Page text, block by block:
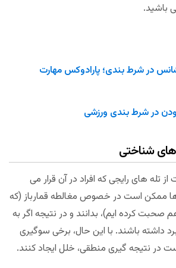
باشید.
در شرط بندی؛ پارادوکس مهارت
در شرط بندی ورزشی
شناختی
تله های رایجی که افراد در آن قرار می
ها ممکن است در خصوص مغالطه قمارباز (که
صحبت کرده ایم)، بدانند و در نتیجه اگر به
داشته باشند. با این حال، برخی سوگیری
در نتیجه گیری منطقی، خلل ایجاد کنند.